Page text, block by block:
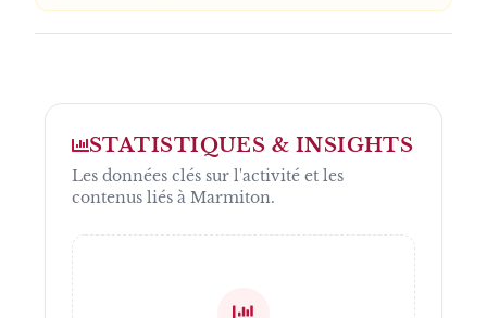
STATISTIQUES & INSIGHTS
Les données clés sur l'activité et les
contenus liés à Marmiton.